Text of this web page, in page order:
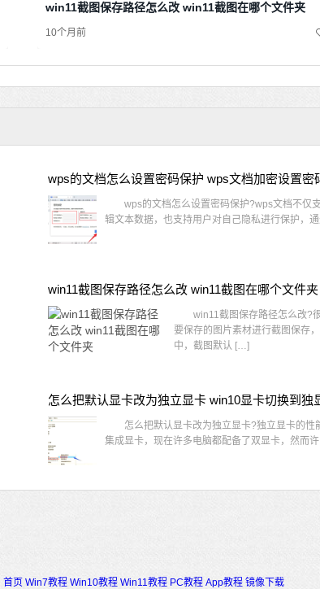
win11截图保存路径怎么改 win11截图在哪个文件夹
10个月前
wps的文档怎么设置密码保护 wps文档加密设置密
wps的文档怎么设置密码保护?wps文档不仅
辑文本数据，也支持用户对自己隐私进行保护，
win11截图保存路径怎么改 win11截图在哪个文件夹
win11截图保存路径怎么改?
要保存的图片素材进行截图保存
中，截图默认 […]
怎么把默认显卡改为独立显卡 win10显卡切换到独
怎么把默认显卡改为独立显卡?独立显卡的性
集成显卡，现在许多电脑都配备了双显卡，然而
首页 Win7教程 Win10教程 Win11教程 PC教程 App教程 镜像下载